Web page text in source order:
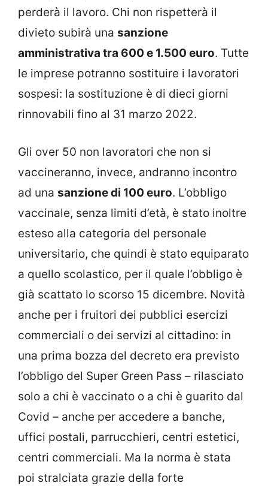
perderà il lavoro. Chi non rispetterà il
divieto subirà una sanzione
amministrativa tra 600 e 1.500 euro. Tutte
le imprese potranno sostituire i lavoratori
sospesi: la sostituzione è di dieci giorni
rinnovabili fino al 31 marzo 2022.
Gli over 50 non lavoratori che non si
vaccineranno, invece, andranno incontro
ad una sanzione di 100 euro. L’obbligo
vaccinale, senza limiti d’età, è stato inoltre
esteso alla categoria del personale
universitario, che quindi è stato equiparato
a quello scolastico, per il quale l’obbligo è
già scattato lo scorso 15 dicembre. Novità
anche per i fruitori dei pubblici esercizi
commerciali o dei servizi al cittadino: in
una prima bozza del decreto era previsto
l’obbligo del Super Green Pass – rilasciato
solo a chi è vaccinato o a chi è guarito dal
Covid – anche per accedere a banche,
uffici postali, parrucchieri, centri estetici,
centri commerciali. Ma la norma è stata
poi stralciata grazie della forte